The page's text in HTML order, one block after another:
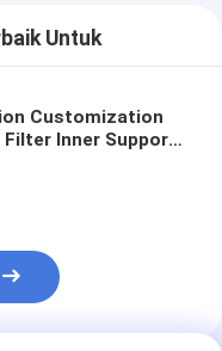
Untuk
Customization
Filter Inner Support